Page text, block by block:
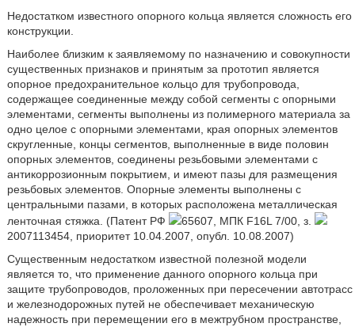
Недостатком известного опорного кольца является сложность его
конструкции.
Наиболее близким к заявляемому по назначению и совокупности
существенных признаков и принятым за прототип является
опорное предохранительное кольцо для трубопровода,
содержащее соединенные между собой сегменты с опорными
элементами, сегменты выполнены из полимерного материала за
одно целое с опорными элементами, края опорных элементов
скругленные, концы сегментов, выполненные в виде половин
опорных элементов, соединены резьбовыми элементами с
антикоррозионным покрытием, и имеют пазы для размещения
резьбовых элементов. Опорные элементы выполнены с
центральными пазами, в которых расположена металлическая
ленточная стяжка. (Патент РФ
65607, МПК F16L 7/00, з.
2007113454, приоритет 10.04.2007, опубл. 10.08.2007)
Существенным недостатком известной полезной модели
является то, что применение данного опорного кольца при
защите трубопроводов, проложенных при пересечении автотрасс
и железнодорожных путей не обеспечивает механическую
надежность при перемещении его в межтрубном пространстве,